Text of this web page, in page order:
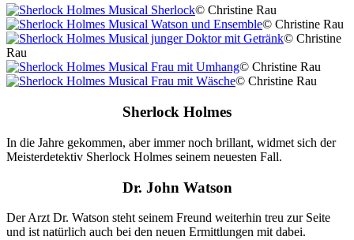
© Christine Rau
© Christine Rau
© Christine
Rau
© Christine Rau
© Christine Rau
Sherlock Holmes
In die Jahre gekommen, aber immer noch brillant, widmet sich der
Meisterdetektiv Sherlock Holmes seinem neuesten Fall.
Dr. John Watson
Der Arzt Dr. Watson steht seinem Freund weiterhin treu zur Seite
und ist natürlich auch bei den neuen Ermittlungen mit dabei.